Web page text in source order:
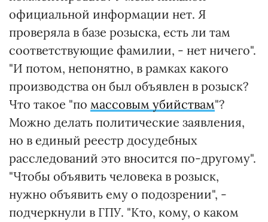
официальной информации нет. Я
проверяла в базе розыска, есть ли там
соответствующие фамилии, - нет ничего".
"И потом, непонятно, в рамках какого
производства он был объявлен в розыск?
Что такое "по массовым убийствам"?
Можно делать политические заявления,
но в единый реестр досудебных
расследований это вносится по-другому".
"Чтобы объявить человека в розыск,
нужно объявить ему о подозрении", -
подчеркнули в ГПУ. "Кто, кому, о каком